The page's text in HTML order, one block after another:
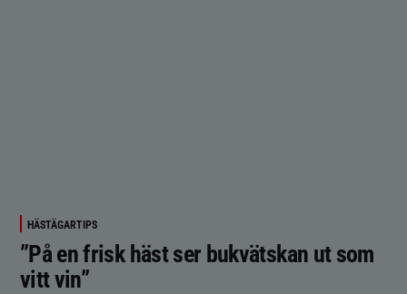
HÄSTÄGARTIPS
”På en frisk häst ser bukvätskan ut som
vitt vin”